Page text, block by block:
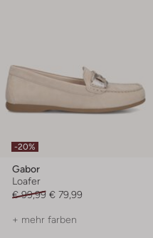
-20%
Gabor
Loafer
€ 99,99 € 79,99
+ mehr farben